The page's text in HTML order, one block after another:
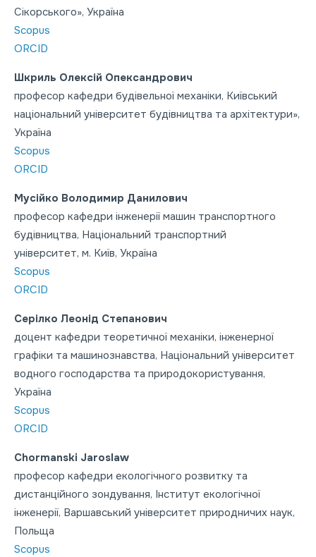
Сікорського», Україна
Scopus
ORCID
Шкриль Олексій Опександрович
професор кафедри будівельної механіки, Київський
національний університет будівництва та архітектури»,
Україна
Scopus
ORCID
Мусійко Володимир Данилович
професор кафедри інженерії машин транспортного
будівництва, Національний транспортний
університет, м. Київ, Україна
Scopus
ORCID
Серілко Леонід Степанович
доцент кафедри теоретичної механіки, інженерної
графіки та машинознавства, Національний університет
водного господарства та природокористування,
Україна
Scopus
ORCID
Chormanski Jaroslaw
професор кафедри екологічного розвитку та
дистанційного зондування, Інститут екологічної
інженерії, Варшавський університет природничих наук,
Польща
Scopus